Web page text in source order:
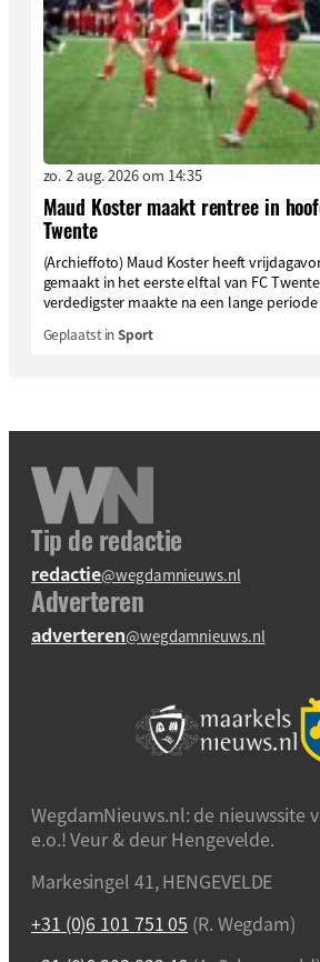
zo. 2 aug. 2026 om 14:35
Maud Koster maakt rentree in
Twente
(Archieffoto) Maud Koster heeft
gemaakt in het eerste elftal van FC
verdedigster maakte na een lange
Geplaatst inSport
Tip de redactie
redactie@wegdamnieuws.nl
Adverteren
adverteren@wegdamnieuws.nl
WegdamNieuws.nl: de nieuwssite
e.o.! Veur & deur Hengevelde.
Markesingel 41, HENGEVELDE
+31 (0)6 101 751 05 (R. Wegdam)